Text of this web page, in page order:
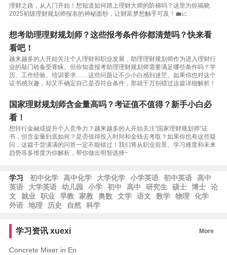
理财之路，从入门开始！想知道如何踏上理财大师的阶梯吗？这里为你揭晓
2025初级理财规划师报名的神秘面纱，让财富梦想触手可及！💼📈
想考助理理财规划师？这些报考条件你都清楚吗？快来看
看吧！
越来越多的人开始关注个人理财和职业发展，助理理财规划师作为进入理财行
业的敲门砖备受青睐。但你知道报考助理理财规划师需要满足哪些条件吗？学
历、工作经验、培训要求……这些问题让不少小白感到迷茫。如果你也对这个
证书感兴趣，却又不确定自己是否符合条件，那就千万别错过这篇详细解析！
国家理财规划师含金量高吗？考证值不值得？新手小白必
看！
想转行金融或提升个人竞争力？越来越多的人开始关注“国家理财规划师”证
书，但含金量到底如何？是否值得投入时间和金钱去考取？如果你也有这些疑
问，这篇干货满满的问答一定不能错过！我们将从职业前景、学习难度和未来
趋势等多维度为你解析，帮你做出明智选择~
学习 初中化学 高中化学 大学化学 小学英语 初中英语
高中
英语
大学英语 幼儿园 小学 初中 高中 研究生 硕士 博士
论
文
就业 职业 早教 家教 奥数 文学 语文 数学 物理
化学
外语
地理 历史 自然 科学
学习资讯 xuexi More
Concrete Mixer in En